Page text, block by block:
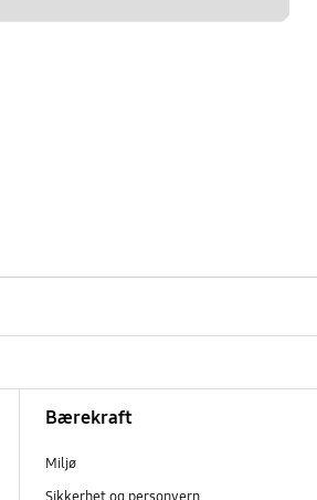
Bærekraft
Miljø
Sikkerhet og personvern